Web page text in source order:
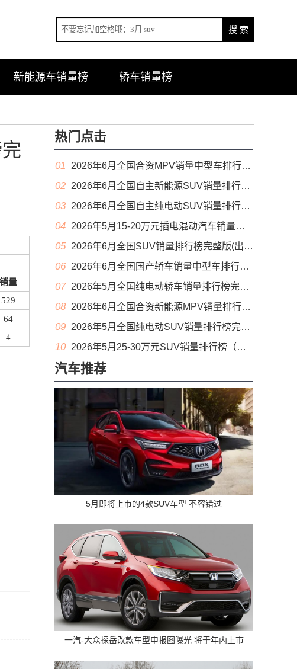
新能源车销量榜 轿车销量榜
销量
529
64
4
热门点击
01 2026年6月全国合资MPV销量中型车排行榜完整版(零售量
02 2026年6月全国自主新能源SUV销量排行榜完整版(零售量
03 2026年6月全国自主纯电动SUV销量排行榜完整版(零售量
04 2026年5月15-20万元插电混动汽车销量排行榜（零售量）
05 2026年6月全国SUV销量排行榜完整版(出口量
06 2026年6月全国国产轿车销量中型车排行榜完整版(零售量
07 2026年5月全国纯电动轿车销量排行榜完整版(批发量
08 2026年6月全国合资新能源MPV销量排行榜完整版(零售量
09 2026年5月全国纯电动SUV销量排行榜完整版(零售量
10 2026年5月25-30万元SUV销量排行榜（零售量）
汽车推荐
5月即将上市的4款SUV车型 不容错过
一汽-大众探岳改款车型申报图曝光 将于年内上市